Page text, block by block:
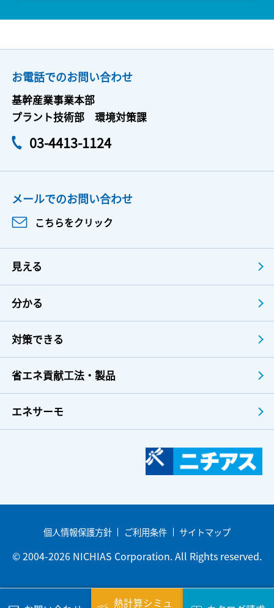
熱計算シミュ
お電話でのお問い合わせ
基幹産業事業本部
プラント技術部 環境対策課
03-4413-1124
メールでのお問い合わせ
こちらをクリック
見える
分かる
対策できる
省エネ貢献工法・製品
エネサーモ
個人情報保護方針 ご利用条件 サイトマップ
© 2004-2026 NICHIAS Corporation. All Rights reserved.